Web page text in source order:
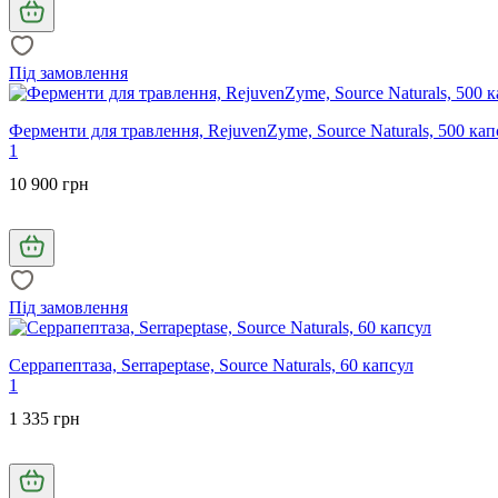
Під замовлення
Ферменти для травлення, RejuvenZyme, Source Naturals, 500
1
10 900 грн
Під замовлення
Серрапептаза, Serrapeptase, Source Naturals, 60 капсул
1
1 335 грн